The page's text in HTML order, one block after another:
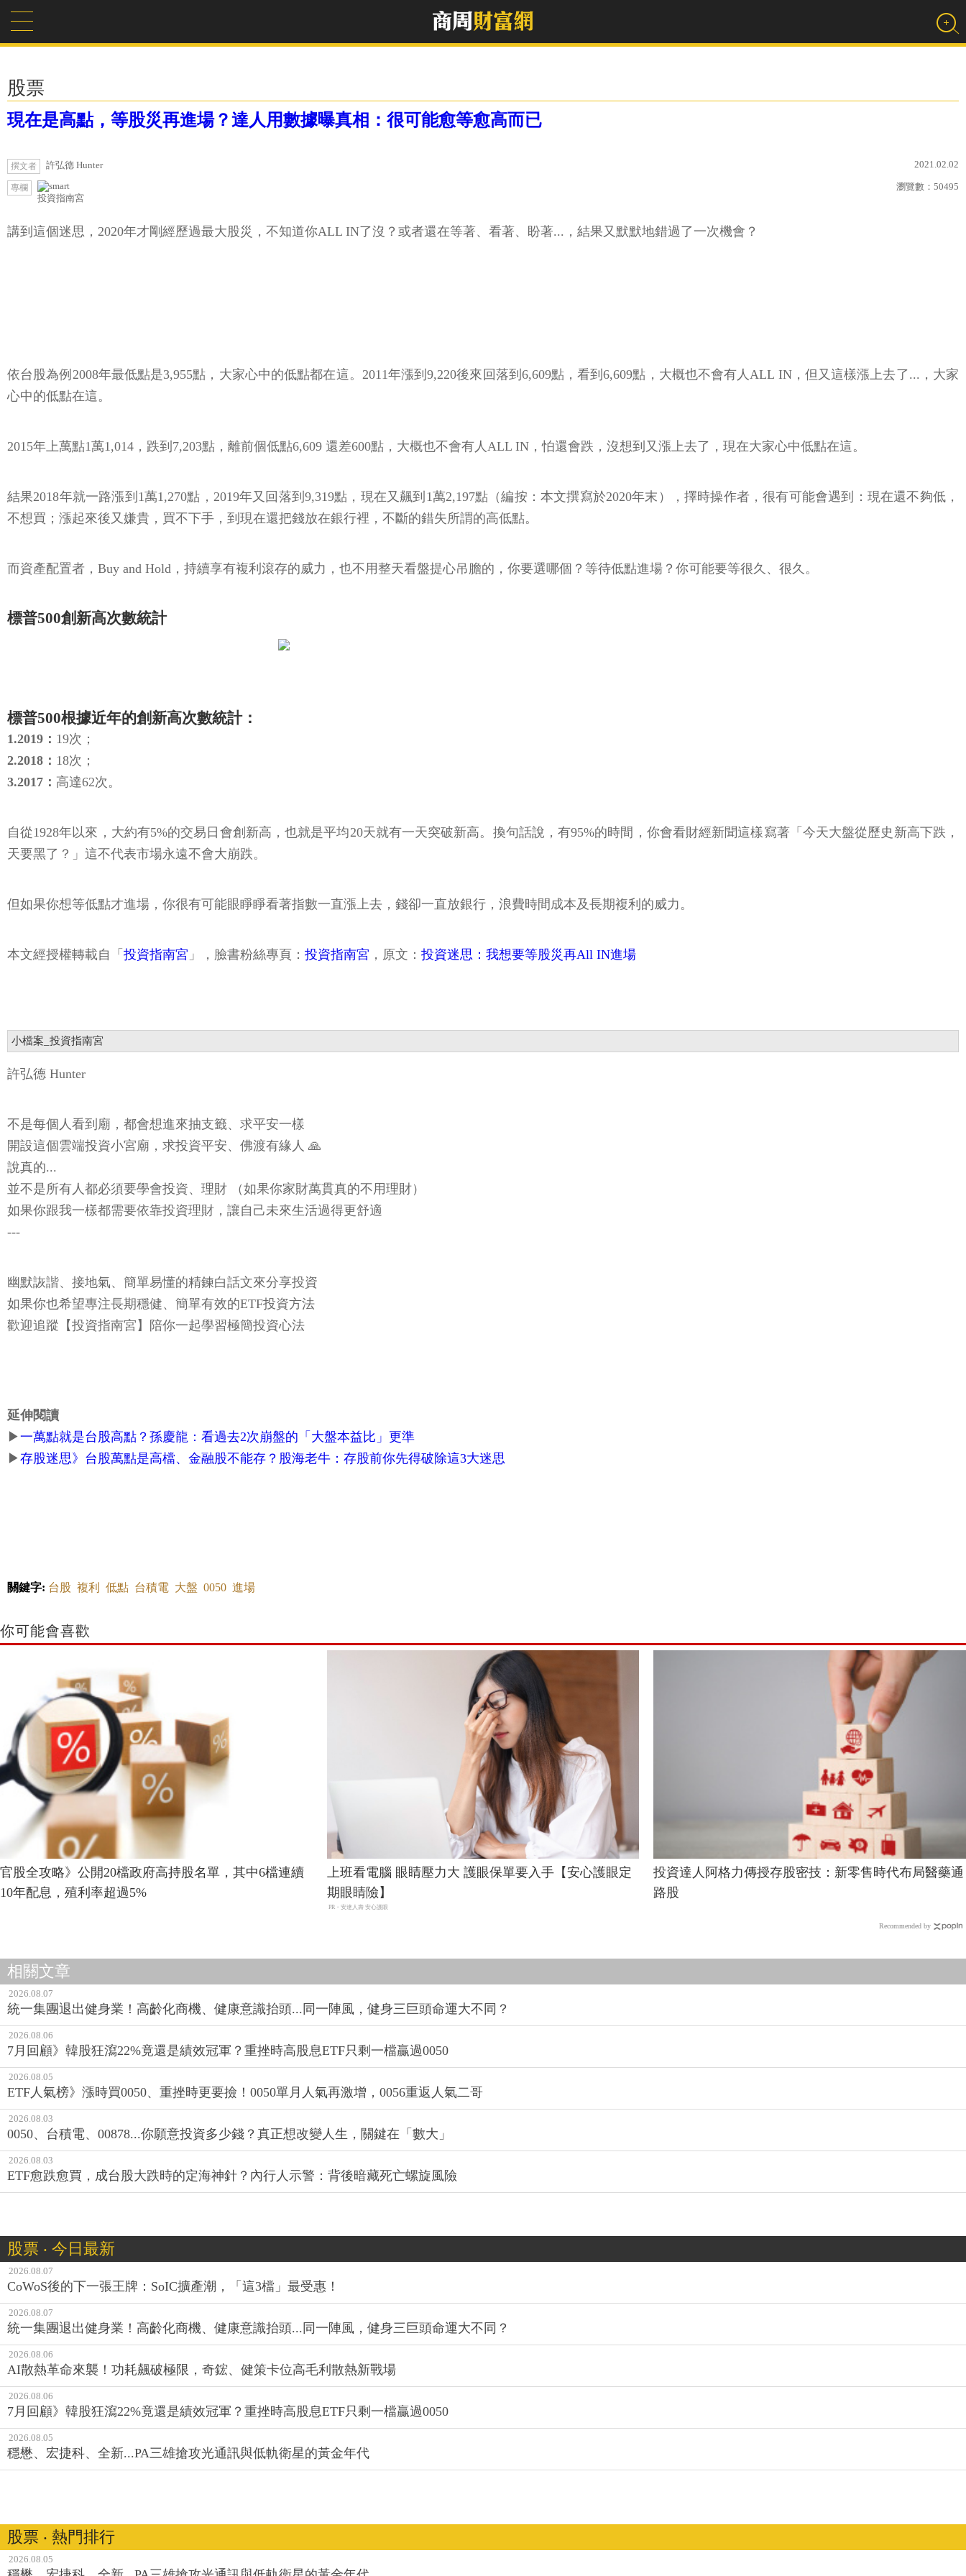
股票
現在是高點，等股災再進場？達人用數據曝真相：很可能愈等愈高而已
撰文者 許弘德 Hunter 2021.02.02
專欄
投資指南宮
瀏覽數： 50495
講到這個迷思，2020年才剛經歷過最大股災，不知道你ALL IN了沒？或者還在等著、看著、盼著...，結果又默默地錯過了一次機會？
依台股為例2008年最低點是3,955點，大家心中的低點都在這。2011年漲到9,220後來回落到6,609點，看到6,609點，大概也不會有人ALL IN，但又這樣漲上去了...，大家
心中的低點在這。
2015年上萬點1萬1,014，跌到7,203點，離前個低點6,609 還差600點，大概也不會有人ALL IN，怕還會跌，沒想到又漲上去了，現在大家心中低點在這。
結果2018年就一路漲到1萬1,270點，2019年又回落到9,319點，現在又飆到1萬2,197點（編按：本文撰寫於2020年末），擇時操作者，很有可能會遇到：現在還不夠低，
不想買；漲起來後又嫌貴，買不下手，到現在還把錢放在銀行裡，不斷的錯失所謂的高低點。
而資產配置者，Buy and Hold，持續享有複利滾存的威力，也不用整天看盤提心吊膽的，你要選哪個？等待低點進場？你可能要等很久、很久。
標普500創新高次數統計
標普500根據近年的創新高次數統計：
1.2019： 19次；
2.2018： 18次；
3.2017： 高達62次。
自從1928年以來，大約有5%的交易日會創新高，也就是平均20天就有一天突破新高。換句話說，有95%的時間，你會看財經新聞這樣寫著「今天大盤從歷史新高下跌，
天要黑了？」這不代表市場永遠不會大崩跌。
但如果你想等低點才進場，你很有可能眼睜睜看著指數一直漲上去，錢卻一直放銀行，浪費時間成本及長期複利的威力。
本文經授權轉載自「 投資指南宮 」，臉書粉絲專頁： 投資指南宮 ，原文： 投資迷思：我想要等股災再All IN進場
小檔案_投資指南宮
許弘德 Hunter
不是每個人看到廟，都會想進來抽支籤、求平安一樣
開設這個雲端投資小宮廟，求投資平安、佛渡有緣人 🙏
說真的...
並不是所有人都必須要學會投資、理財 （如果你家財萬貫真的不用理財）
如果你跟我一樣都需要依靠投資理財，讓自己未來生活過得更舒適
---
幽默詼諧、接地氣、簡單易懂的精鍊白話文來分享投資
如果你也希望專注長期穩健、簡單有效的ETF投資方法
歡迎追蹤【投資指南宮】陪你一起學習極簡投資心法
延伸閱讀
▶一萬點就是台股高點？孫慶龍：看過去2次崩盤的「大盤本益比」更準
▶存股迷思》台股萬點是高檔、金融股不能存？股海老牛：存股前你先得破除這3大迷思
關鍵字: 台股 複利 低點 台積電 大盤 0050 進場
你可能會喜歡
官股全攻略》公開20檔政府高持股名單，其中6檔連續
10年配息，殖利率超過5%
上班看電腦 眼睛壓力大 護眼保單要入手【安心護眼定
期眼睛險】
PR・安達人壽 安心護眼
投資達人阿格力傳授存股密技：新零售時代布局醫藥通
路股
Recommended by
相關文章
2026.08.07
統一集團退出健身業！高齡化商機、健康意識抬頭...同一陣風，健身三巨頭命運大不同？
2026.08.06
7月回顧》韓股狂瀉22%竟還是績效冠軍？重挫時高股息ETF只剩一檔贏過0050
2026.08.05
ETF人氣榜》漲時買0050、重挫時更要撿！0050單月人氣再激增，0056重返人氣二哥
2026.08.03
0050、台積電、00878...你願意投資多少錢？真正想改變人生，關鍵在「數大」
2026.08.03
ETF愈跌愈買，成台股大跌時的定海神針？內行人示警：背後暗藏死亡螺旋風險
股票 ‧ 今日最新
2026.08.07
CoWoS後的下一張王牌：SoIC擴產潮，「這3檔」最受惠！
2026.08.07
統一集團退出健身業！高齡化商機、健康意識抬頭...同一陣風，健身三巨頭命運大不同？
2026.08.06
AI散熱革命來襲！功耗飆破極限，奇鋐、健策卡位高毛利散熱新戰場
2026.08.06
7月回顧》韓股狂瀉22%竟還是績效冠軍？重挫時高股息ETF只剩一檔贏過0050
2026.08.05
穩懋、宏捷科、全新...PA三雄搶攻光通訊與低軌衛星的黃金年代
股票 ‧ 熱門排行
2026.08.05